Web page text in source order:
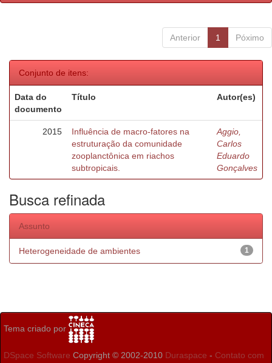
Anterior 1 Póximo
Conjunto de itens:
Data do
documento
Título Autor(es)
2015
Influência de macro-fatores na
estruturação da comunidade
zooplanctônica em riachos
subtropicais.
Aggio,
Carlos
Eduardo
Gonçalves
Busca refinada
Assunto
1
Heterogeneidade de ambientes
Tema criado por
DSpace Software Copyright © 2002-2010 Duraspace - Contato com